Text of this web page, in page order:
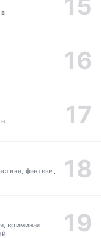
фэнтези,
криминал,